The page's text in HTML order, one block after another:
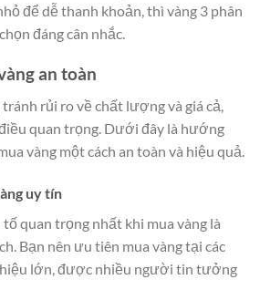
để dễ thanh khoản, thì vàng 3 phân
đáng cân nhắc.
an toàn
rủi ro về chất lượng và giá cả,
quan trọng. Dưới đây là hướng
vàng một cách an toàn và hiệu quả.
uy tín
quan trọng nhất khi mua vàng là
Bạn nên ưu tiên mua vàng tại các
lớn, được nhiều người tin tưởng